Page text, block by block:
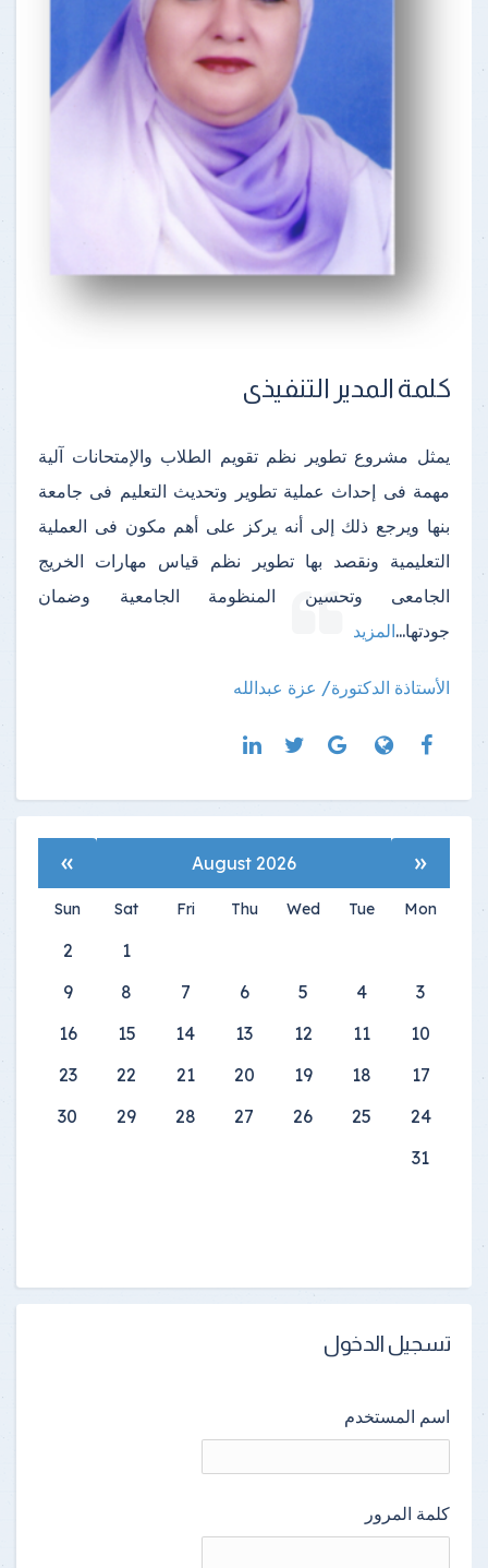
كلمة المدير التنفيذى
يمثل مشروع تطوير نظم تقويم الطلاب والإمتحانات آلية
مهمة فى إحداث عملية تطوير وتحديث التعليم فى جامعة
بنها ويرجع ذلك إلى أنه يركز على أهم مكون فى العملية
التعليمية ونقصد بها تطوير نظم قياس مهارات الخريج
الجامعى وتحسين المنظومة الجامعية وضمان
جودتها...المزيد
الأستاذة الدكتورة/ عزة عبدالله
«
August 2026
»
Mon
Tue
Wed
Thu
Fri
Sat
Sun
1
2
3
4
5
6
7
8
9
10
11
12
13
14
15
16
17
18
19
20
21
22
23
24
25
26
27
28
29
30
31
تسجيل الدخول
اسم المستخدم
كلمة المرور